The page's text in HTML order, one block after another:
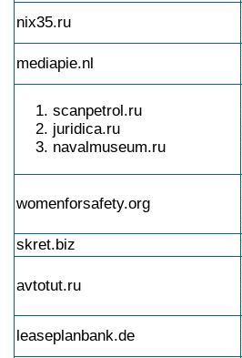
nix35.ru
mediapie.nl
scanpetrol.ru
juridica.ru
navalmuseum.ru
womenforsafety.org
skret.biz
avtotut.ru
leaseplanbank.de